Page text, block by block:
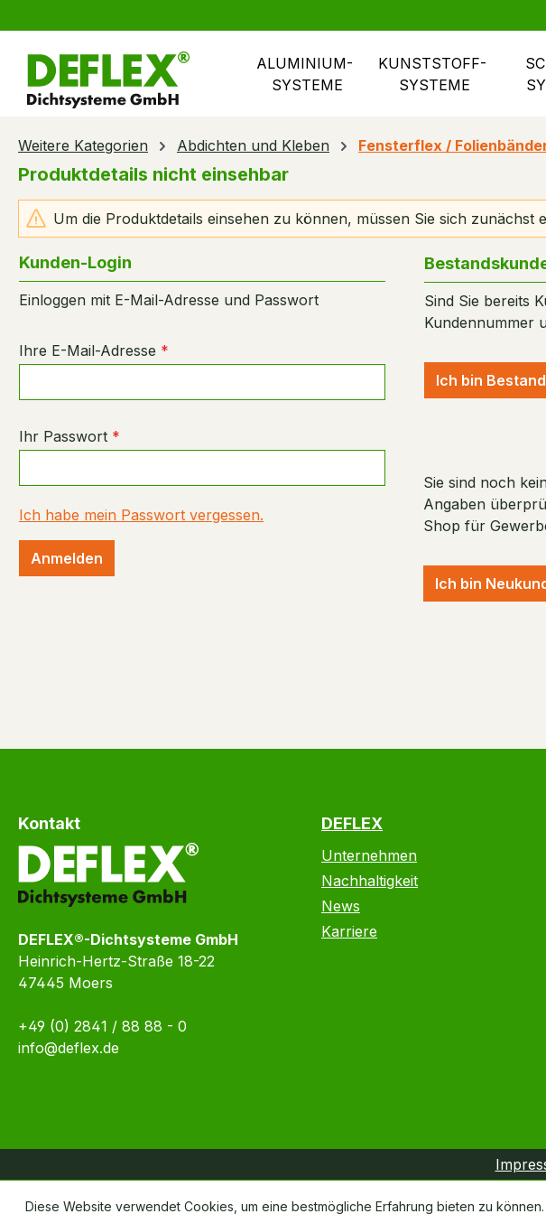
ALUMINIUM-
SYSTEME
KUNSTSTOFF-
SYSTEME
Weitere Kategorien Abdichten und Kleben Fensterflex /
Produktdetails nicht einsehbar
Um die Produktdetails einsehen zu können, müssen Sie sich zunächst
Kunden-Login
Einloggen mit E-Mail-Adresse und Passwort
Ihre E-Mail-Adresse *
Ihr Passwort *
Ich habe mein Passwort vergessen.
Anmelden
Sind Sie bereits
Kundennummer
Ich bin
Sie sind noch
Angaben
Shop für
Ich bin
Kontakt
DEFLEX®-Dichtsysteme GmbH
Heinrich-Hertz-Straße 18-22
47445 Moers
+49 (0) 2841 / 88 88 - 0
info@deflex.de
DEFLEX
Unternehmen
Nachhaltigkeit
News
Karriere
Diese Website verwendet Cookies, um eine bestmögliche Erfahrung bieten zu können.